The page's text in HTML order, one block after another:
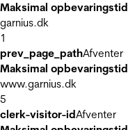
Maksimal opbevaringstid
garnius.dk
1
prev_page_pathAfventer
Maksimal opbevaringstid
www.garnius.dk
5
clerk-visitor-idAfventer